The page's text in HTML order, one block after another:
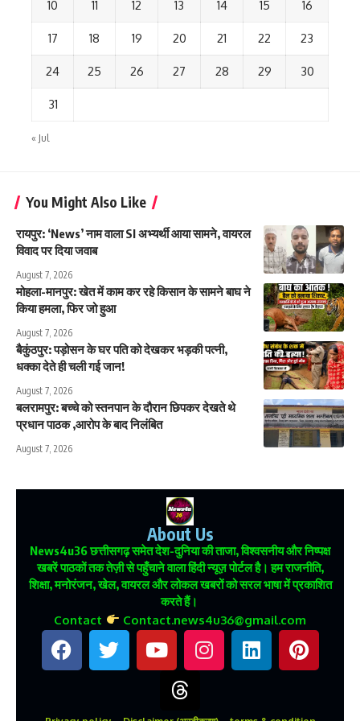
10 11 12 13 14 15 16
17 18 19 20 21 22 23
24 25 26 27 28 29 30
31
« Jul
You Might Also Like
रायपुर: ‘News’ नाम वाला SI अभ्यर्थी आया सामने, वायरल
विवाद पर दिया जवाब
August 7, 2026
मोहला-मानपुर: खेत में काम कर रहे किसान के सामने बाघ ने
किया हमला, फिर जो हुआ
August 7, 2026
बैकुंठपुर: पड़ोसन के घर पति को देखकर भड़की पत्नी,
धक्का देते ही चली गई जान!
August 7, 2026
बलरामपुर: बच्चे को स्तनपान के दौरान छिपकर देखते थे
प्रधान पाठक ,आरोप के बाद निलंबित
August 7, 2026
About Us
News4u36छत्तीसगढ़ समेत देश-दुनिया की ताजा, विश्वसनीय और निष्पक्ष
खबरें पाठकों तक तेज़ी से पहुँचाने वाला हिंदी न्यूज़ पोर्टल है। हम राजनीति,
शिक्षा, मनोरंजन, खेल, वायरल और लोकल खबरों को सरल भाषा में प्रकाशित
करते हैं।
Contact Contact.news4u36@gmail.com